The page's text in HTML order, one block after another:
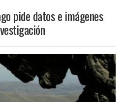
pide datos e imágenes